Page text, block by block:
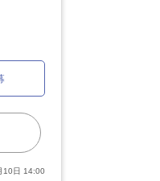
10日 14:00